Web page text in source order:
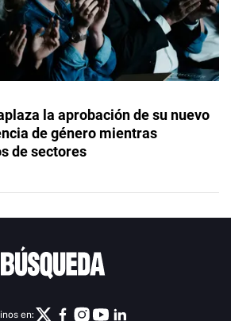
la aprobación de su nuevo
de género mientras
de sectores
en: